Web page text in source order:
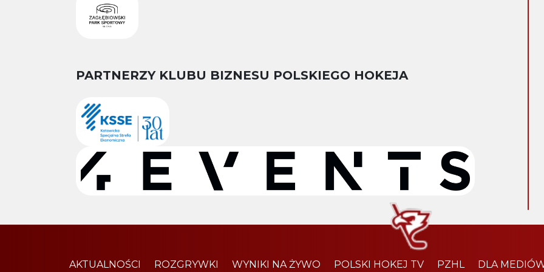
PARTNERZY KLUBU BIZNESU POLSKIEGO HOKEJA
AKTUALNOŚCI ROZGRYWKI WYNIKI NA ŻYWO POLSKI HOKEJ TV PZHL DLA